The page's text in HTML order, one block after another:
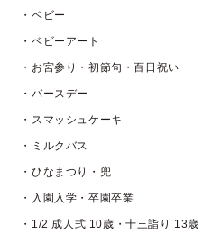
・ベビー
・ベビーアート
・お宮参り・初節句・百日祝い
・バースデー
・スマッシュケーキ
・ミルクバス
・ひなまつり・兜
・入園入学・卒園卒業
・1/2 成人式 10歳・十三詣り 13歳